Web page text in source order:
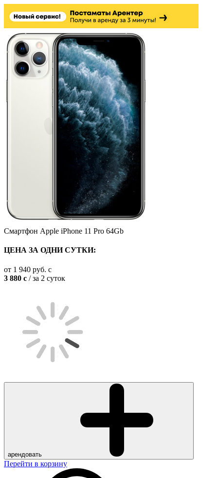
Смартфон Apple iPhone 11 Pro 64Gb
ЦЕНА ЗА ОДНИ СУТКИ:
от 1 940 руб. c
3 880 c / за 2 суток
арендовать
Перейти в корзину